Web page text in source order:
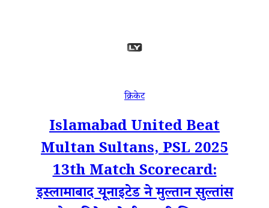
क्रिकेट
Islamabad United Beat
Multan Sultans, PSL 2025
13th Match Scorecard:
इस्लामाबाद यूनाइटेड ने मुल्तान सुल्तांस